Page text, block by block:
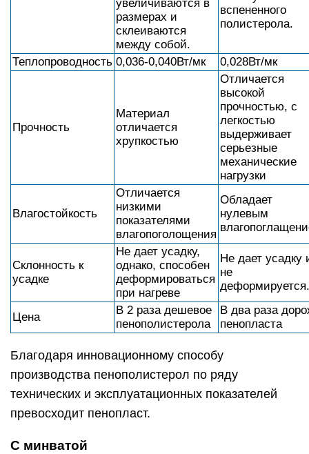
увеличиваются в
размерах и
склеиваются
между собой.
вспененного
полистерола.
Теплопроводность 0,036-0,040Вт/мк 0,028Вт/мк
Прочность
Материал
отличается
хрупкостью
Отличается
высокой
прочностью, с
легкостью
выдерживает
серьезные
механические
нагрузки
Влагостойкость
Отличается
низкими
показателями
влагопоголощения
Обладает
нулевым
Склонность к
усадке
Не дает усадку,
однако, способен
деформироваться
при нагреве
Не дает усадку
не
деформируется.
Цена
В 2 раза дешевое
пенополистерола
В два раза
пенопласта
Благодаря инновационному способу
производства пенополистерол по ряду
технических и эксплуатационных показателей
превосходит пенопласт.
С минватой